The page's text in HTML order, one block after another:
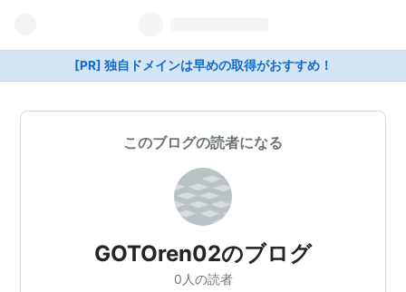
[PR] 独自ドメインは早めの取得がおすすめ！
このブログの読者になる
GOTOren02のブログ
0人の読者